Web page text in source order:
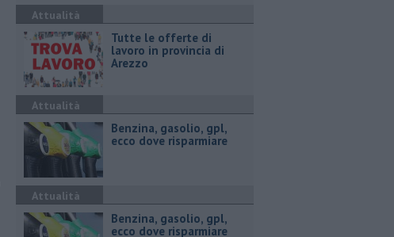
Attualità
​Tutte le offerte di
lavoro in provincia di
Arezzo
Attualità
​Benzina, gasolio, gpl,
ecco dove risparmiare
Attualità
​Benzina, gasolio, gpl,
ecco dove risparmiare